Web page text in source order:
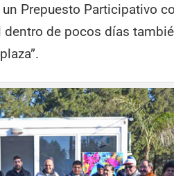
Prepuesto Participativo
de pocos días